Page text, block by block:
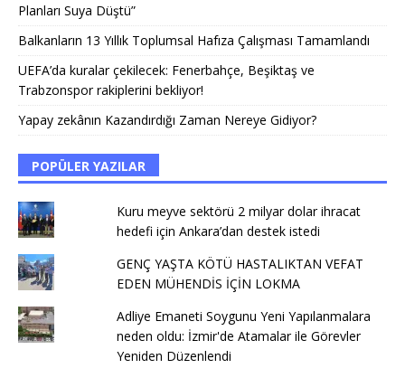
Planları Suya Düştü”
Balkanların 13 Yıllık Toplumsal Hafıza Çalışması Tamamlandı
UEFA’da kuralar çekilecek: Fenerbahçe, Beşiktaş ve
Trabzonspor rakiplerini bekliyor!
Yapay zekânın Kazandırdığı Zaman Nereye Gidiyor?
POPÜLER YAZILAR
Kuru meyve sektörü 2 milyar dolar ihracat
hedefi için Ankara’dan destek istedi
GENÇ YAŞTA KÖTÜ HASTALIKTAN VEFAT
EDEN MÜHENDİS İÇİN LOKMA
Adliye Emaneti Soygunu Yeni Yapılanmalara
neden oldu: İzmir'de Atamalar ile Görevler
Yeniden Düzenlendi